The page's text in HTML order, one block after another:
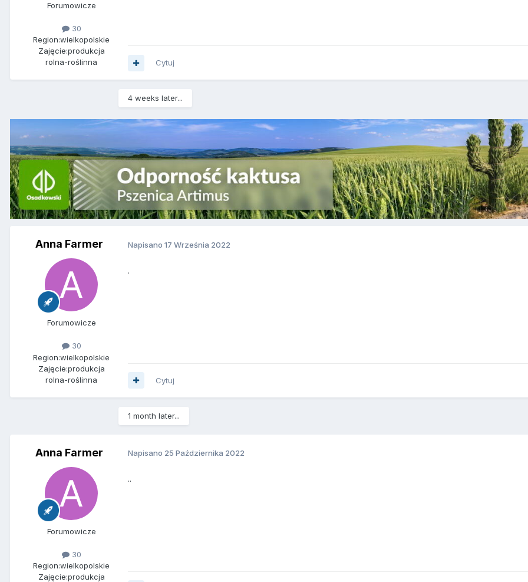
Forumowicze
30
Region:wielkopolskie
Zajęcie:produkcja
rolna-roślinna
Cytuj
4 weeks later...
Anna Farmer
Forumowicze
30
Region:wielkopolskie
Zajęcie:produkcja
rolna-roślinna
Napisano 17 Września 2022
.
Cytuj
1 month later...
Anna Farmer
Forumowicze
30
Region:wielkopolskie
Zajęcie:produkcja
Napisano 25 Października 2022
..